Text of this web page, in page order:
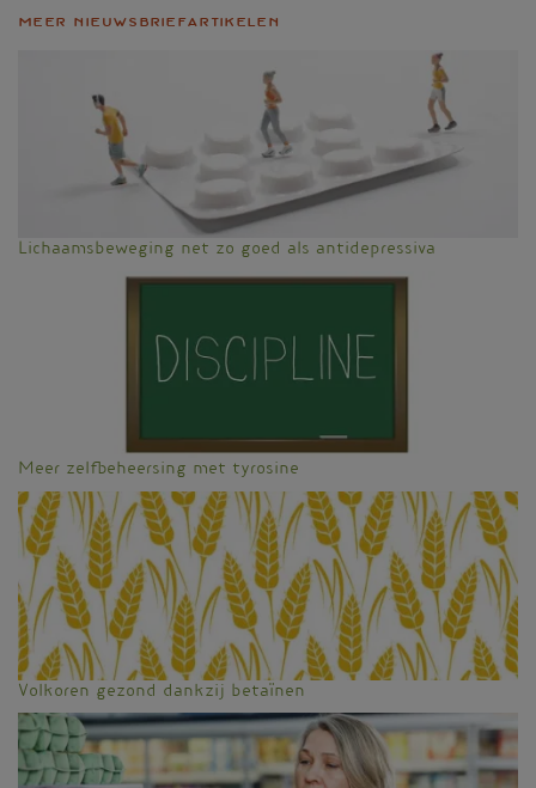
Meer nieuwsbriefartikelen
Lichaamsbeweging net zo goed als antidepressiva
Meer zelfbeheersing met tyrosine
Volkoren gezond dankzij betaïnen